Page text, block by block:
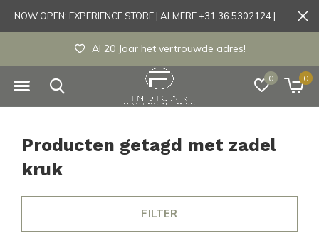
0 0
Al 20 Jaar het vertrouwde adres!
Producten getagd met zadel
kruk
FILTER